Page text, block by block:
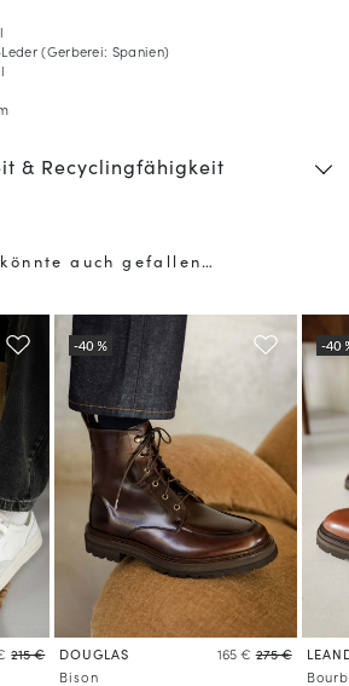
(Gerberei: Spanien)
& Recyclingfähigkeit
auch gefallen…
215 €
DOUGLAS 165 € 275 €
Bison